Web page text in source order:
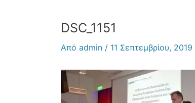
DSC_1151
Από admin / 11 Σεπτεμβρίου, 2019